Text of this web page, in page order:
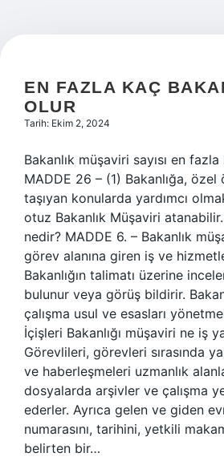
EN FAZLA KAÇ
OLUR
Tarih: Ekim 2, 2024
Bakanlık müşaviri sayısı en
MADDE 26 – (1) Bakanlığa,
taşıyan konularda yardımcı
otuz Bakanlık Müşaviri
nedir? MADDE 6. – Bakanlık
görev alanına giren iş ve
Bakanlığın talimatı üzerine
bulunur veya görüş bildirir.
çalışma usul ve esasları
İçişleri Bakanlığı müşaviri ne iş
Görevlileri, görevleri sırasında
ve haberleşmeleri uzmanlık
dosyalarda arşivler ve çalışma
ederler. Ayrıca gelen ve giden
numarasını, tarihini, yetkili
belirten bir…